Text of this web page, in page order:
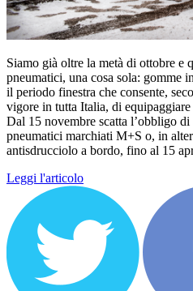
Siamo già oltre la metà di ottobre e
pneumatici, una cosa sola: gomme
il periodo finestra che consente,
vigore in tutta Italia, di
Dal 15 novembre scatta l’obbligo
pneumatici marchiati M+S o, in
antisdrucciolo a bordo, fino al 15
Leggi l'articolo